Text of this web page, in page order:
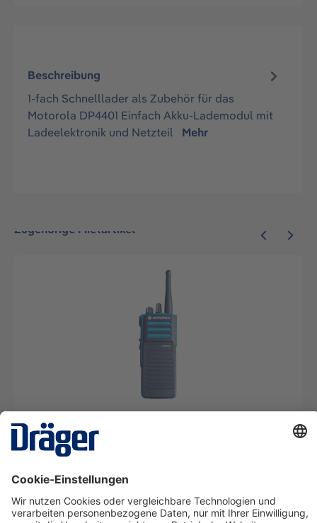
Beschreibung
1-fach Schnelllader als Zubehör für das
Motorola DP4401 Einfach Akku-Lademodul mit
Ladeelektronik und Netzteil Mehr
Zugehörige Mietartikel
Funkgerät Motorola DP4401 ATEx UHF
SRM10964
Ab 9,85 €* pro Tag
Details